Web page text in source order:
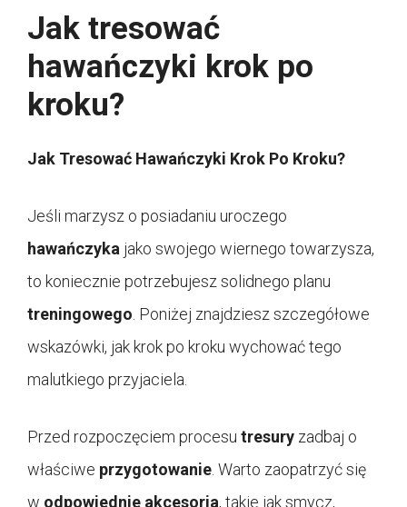
Jak tresować
hawańczyki krok po
kroku?
Jak Tresować Hawańczyki Krok Po Kroku?
Jeśli marzysz o posiadaniu uroczego
hawańczyka jako swojego wiernego towarzysza,
to koniecznie potrzebujesz solidnego planu
treningowego . Poniżej znajdziesz szczegółowe
wskazówki, jak krok po kroku wychować tego
malutkiego przyjaciela.
Przed rozpoczęciem procesu tresury zadbaj o
właściwe przygotowanie . Warto zaopatrzyć się
w odpowiednie akcesoria, takie jak smycz,